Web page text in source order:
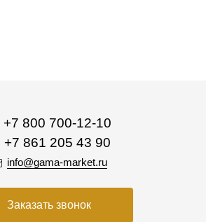
+7 800 700-12-10
+7 861 205 43 90
info@gama-market.ru
Заказать звонок